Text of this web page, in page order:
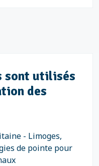
sont utilisés
des
- Limoges,
de pointe pour